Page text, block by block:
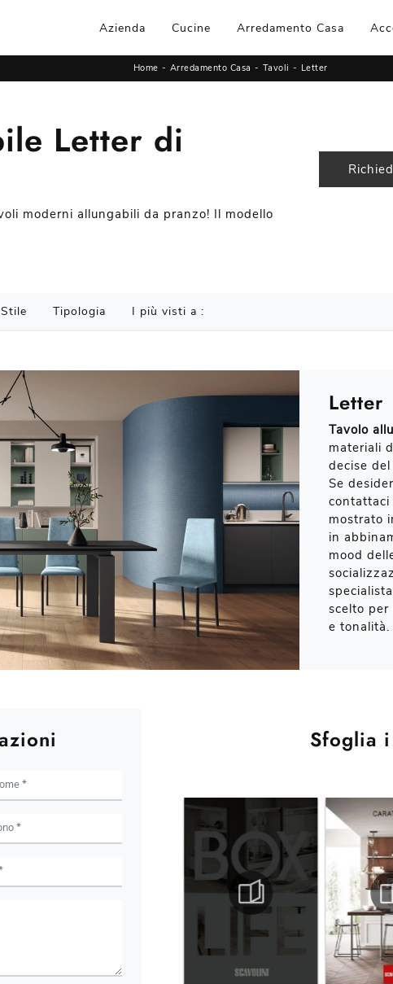
Azienda Cucine Arredamento Casa
Home - Arredamento Casa - Tavoli - Letter
Letter di
moderni allungabili da pranzo! Il modello
Stile Tipologia I più visti a :
Letter
Tavolo
materiali
decise
Se
contattaci
mostrato
in
mood
scelto
e tonalità.
Sfoglia